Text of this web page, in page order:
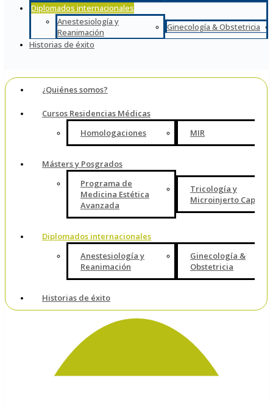
Diplomados internacionales
Anestesiología y
Reanimación
Ginecología & Obstetricia
Historias de éxito
¿Quiénes somos?
Cursos Residencias Médicas
Homologaciones
MIR
Másters y Posgrados
Programa de
Medicina Estética
Avanzada
Tricología y
Microinjerto Capilar
Diplomados internacionales
Anestesiología y
Reanimación
Ginecología &
Obstetricia
Historias de éxito